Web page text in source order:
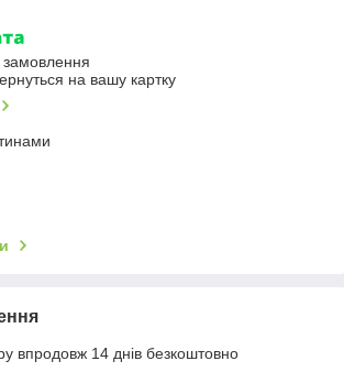
на вашу картку
впродовж 14 днів безкоштовно